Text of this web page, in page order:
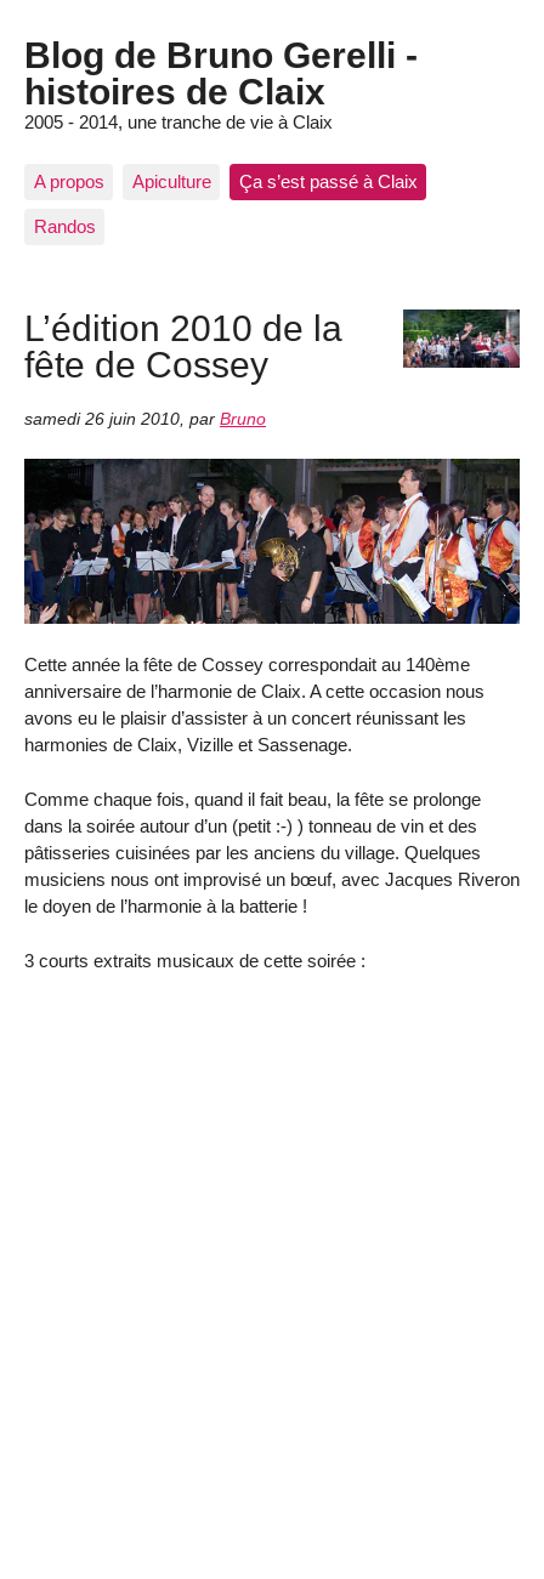
Blog de Bruno Gerelli -
histoires de Claix
2005 - 2014, une tranche de vie à Claix
A propos Apiculture Ça s’est passé à Claix
Randos
L’édition 2010 de la
fête de Cossey
samedi 26 juin 2010 par Bruno
Cette année la fête de Cossey correspondait au 140ème
anniversaire de l’harmonie de Claix. A cette occasion nous
avons eu le plaisir d’assister à un concert réunissant les
harmonies de Claix, Vizille et Sassenage.
Comme chaque fois, quand il fait beau, la fête se prolonge
dans la soirée autour d’un (petit :-) ) tonneau de vin et des
pâtisseries cuisinées par les anciens du village. Quelques
musiciens nous ont improvisé un bœuf, avec Jacques Riveron
le doyen de l’harmonie à la batterie !
3 courts extraits musicaux de cette soirée :